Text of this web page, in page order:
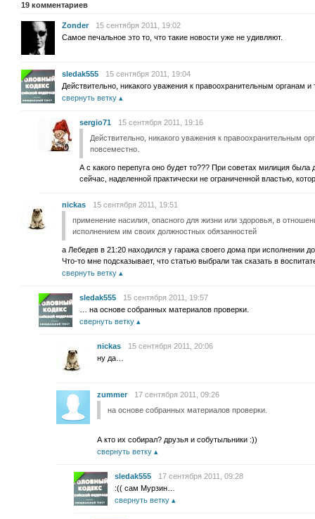
19 комментариев
Zonder
15 сентября 2011, 19:02
Самое печальное это то, что такие новости уже не удивляют.
sledak555
15 сентября 2011, 19:04
Действительно, никакого уважения к правоохранительным органам
свернуть ветку
sergio71
15 сентября 2011, 19:16
Действительно, никакого уважения к правоохранительным
повсеместно.
А с какого перепуга оно будет то??? При советах милиция
сейчас, наделенной практически не ограниченной властью,
nickas
15 сентября 2011, 19:51
применение насилия, опасного для жизни или здоровья, в
исполнением им своих должностных обязанностей
а Лебедев в 21:20 находился у гаража своего дома при исполнении
Что-то мне подсказывает, что статью выбрали так сказать в
свернуть ветку
sledak555
15 сентября 2011, 19:57
… на основе собранных материалов проверки.
свернуть ветку
nickas
15 сентября 2011, 20:06
ну да…
zummer
17 сентября 2011, 09:26
на основе собранных материалов проверки.
А кто их собирал? друзья и собутыльники :))
свернуть ветку
sledak555
17 сентября 2011, 09:28
:(( сам Мурзин…
свернуть ветку